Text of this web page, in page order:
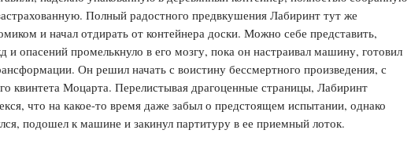
Полный радостного предвкушения Лабиринт тут же
и начал отдирать от контейнера доски. Можно себе представить,
и опасений промелькнуло в его мозгу, пока он настраивал машину, готовил
Он решил начать с воистину бессмертного произведения, с
квинтета Моцарта. Перелистывая драгоценные страницы, Лабиринт
что на какое-то время даже забыл о предстоящем испытании, однако
подошел к машине и закинул партитуру в ее приемный лоток.